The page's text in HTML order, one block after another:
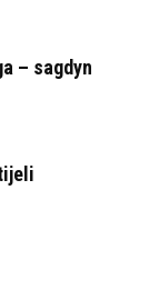
– sagdyn